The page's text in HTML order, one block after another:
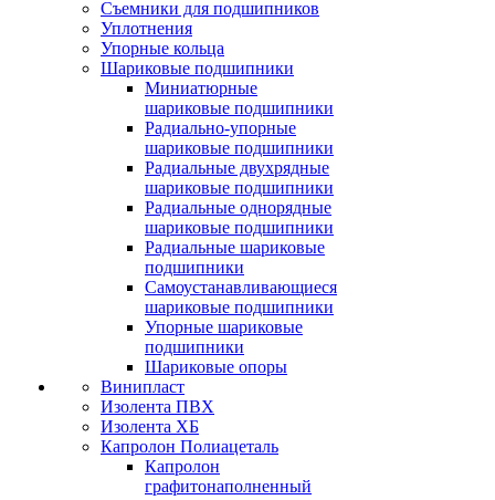
Съемники для подшипников
Уплотнения
Упорные кольца
Шариковые подшипники
Миниатюрные
шариковые подшипники
Радиально-упорные
шариковые подшипники
Радиальные двухрядные
шариковые подшипники
Радиальные однорядные
шариковые подшипники
Радиальные шариковые
подшипники
Самоустанавливающиеся
шариковые подшипники
Упорные шариковые
подшипники
Шариковые опоры
Винипласт
Изолента ПВХ
Изолента ХБ
Капролон Полиацеталь
Капролон
графитонаполненный